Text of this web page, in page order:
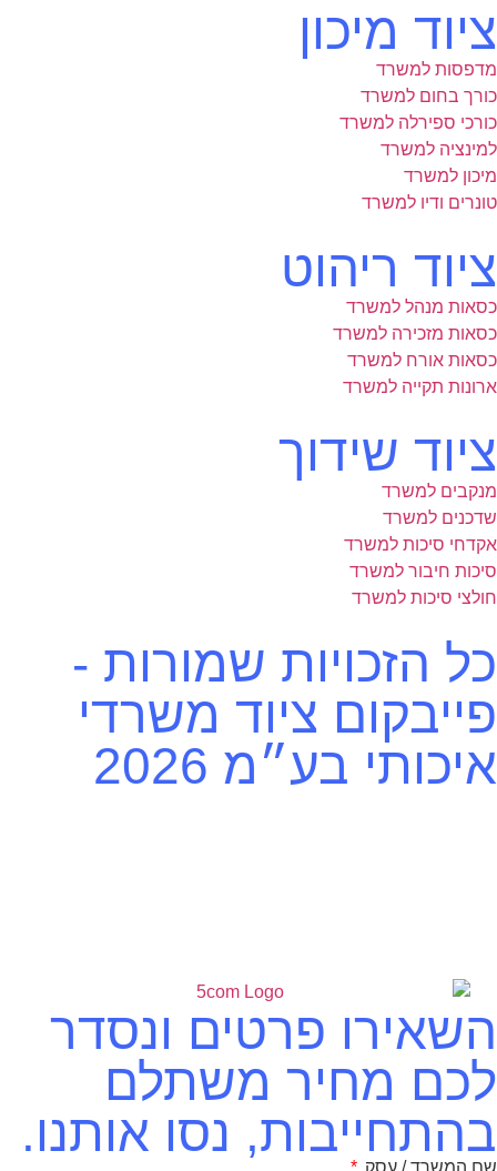
ציוד מיכון
מדפסות למשרד
כורך בחום למשרד
כורכי ספירלה למשרד
למינציה למשרד
מיכון למשרד
טונרים ודיו למשרד
ציוד ריהוט
כסאות מנהל למשרד
כסאות מזכירה למשרד
כסאות אורח למשרד
ארונות תקייה למשרד
ציוד שידוך
מנקבים למשרד
שדכנים למשרד
אקדחי סיכות למשרד
סיכות חיבור למשרד
חולצי סיכות למשרד
כל הזכויות שמורות -
פייבקום ציוד משרדי
איכותי בע״מ 2026
השאירו פרטים ונסדר
לכם מחיר משתלם
בהתחייבות, נסו אותנו.
שם המשרד / עסק